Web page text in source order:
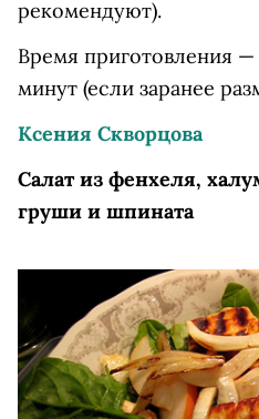
рекомендуют).
Время приготовления
минут (если заранее
Ксения Скворцова
Салат из фенхеля,
груши и шпината